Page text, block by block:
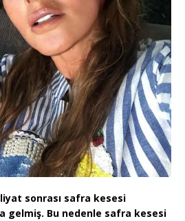
sonrası safra kesesi
gelmiş. Bu nedenle safra kesesi